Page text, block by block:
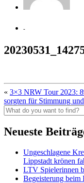
-
« 3×3 NRW Tour 2023:
sorgten für Stimmung
Neueste
Ungeschlagene
Lippstadt krönen
LTV Spielerinnen
Begeisterung